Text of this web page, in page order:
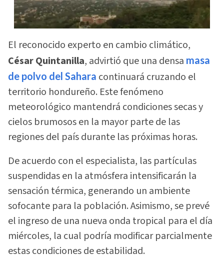
El reconocido experto en cambio climático,
César Quintanilla, advirtió que una densa masa
de polvo del Sahara continuará cruzando el
territorio hondureño. Este fenómeno
meteorológico mantendrá condiciones secas y
cielos brumosos en la mayor parte de las
regiones del país durante las próximas horas.
De acuerdo con el especialista, las partículas
suspendidas en la atmósfera intensificarán la
sensación térmica, generando un ambiente
sofocante para la población. Asimismo, se prevé
el ingreso de una nueva onda tropical para el día
miércoles, la cual podría modificar parcialmente
estas condiciones de estabilidad.